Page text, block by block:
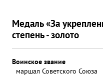
Медаль «За
степень - золото
Воинское звание
маршал Советского Союза